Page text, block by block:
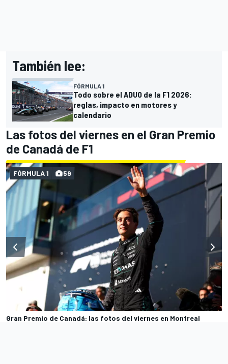
También lee:
FÓRMULA 1
Todo sobre el ADUO de la F1 2026:
reglas, impacto en motores y
calendario
Las fotos del viernes en el Gran Premio
de Canadá de F1
Gran Premio de Canadá: las fotos del viernes en Montreal
FÓRMULA 1 59